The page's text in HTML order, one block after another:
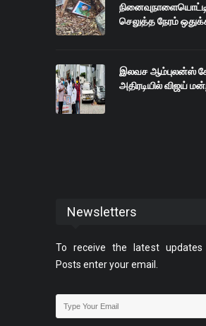
செலுத்த நேரம்
இலவச ஆம்புலன்ஸ்
அதிரடியில் விஜய்
Newsletters
To receive the latest
Posts enter your email.